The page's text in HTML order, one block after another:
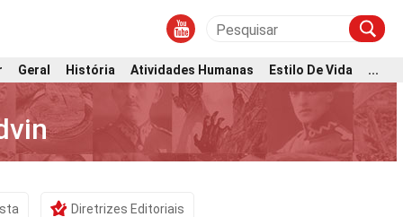
Geral História Atividades Humanas Estilo De Vida ...
Diretrizes Editoriais